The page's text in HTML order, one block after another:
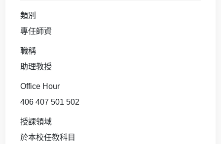
類別
專任師資
職稱
助理教授
Office Hour
406 407 501 502
授課領域
於本校任教科目